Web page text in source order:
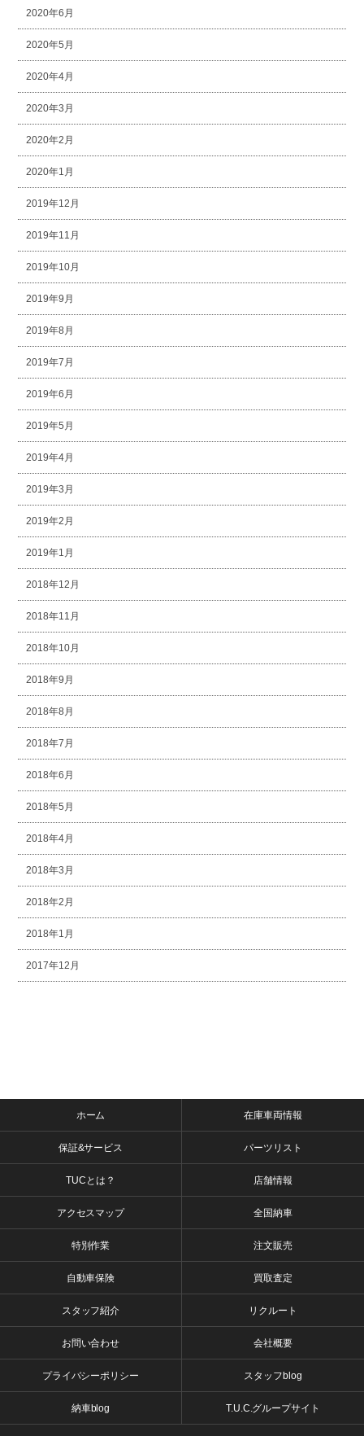
2020年6月
2020年5月
2020年4月
2020年3月
2020年2月
2020年1月
2019年12月
2019年11月
2019年10月
2019年9月
2019年8月
2019年7月
2019年6月
2019年5月
2019年4月
2019年3月
2019年2月
2019年1月
2018年12月
2018年11月
2018年10月
2018年9月
2018年8月
2018年7月
2018年6月
2018年5月
2018年4月
2018年3月
2018年2月
2018年1月
2017年12月
ホーム 在庫車両情報
保証&サービス パーツリスト
TUCとは？ 店舗情報
アクセスマップ 全国納車
特別作業 注文販売
自動車保険 買取査定
スタッフ紹介 リクルート
お問い合わせ 会社概要
プライバシーポリシー スタッフblog
納車blog T.U.C.グループサイト